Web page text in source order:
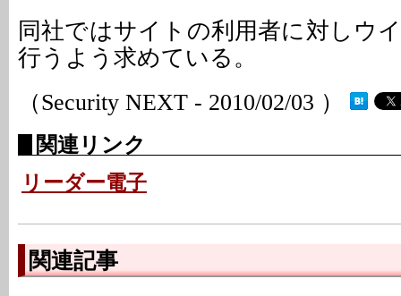
同社ではサイトの利用者に対しウ
行うよう求めている。
（Security NEXT - 2010/02/03 ）
関連リンク
リーダー電子
関連記事